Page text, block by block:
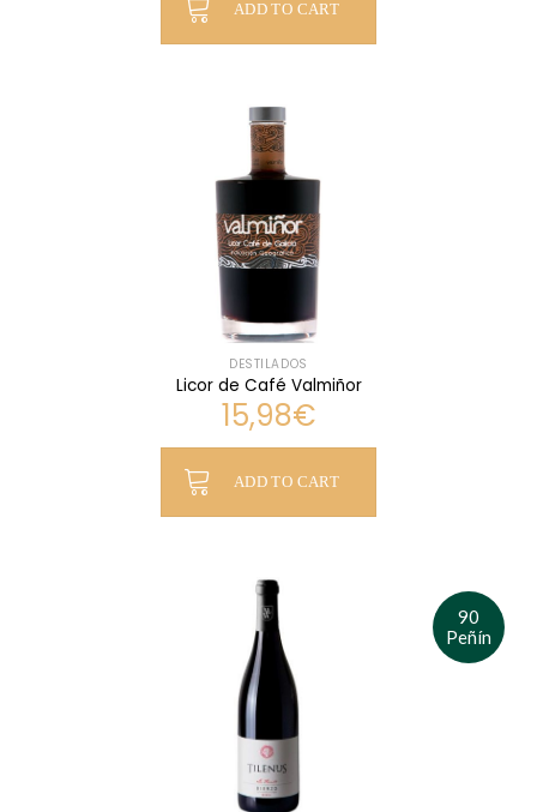
ADD TO CART
DESTILADOS
Licor de Café Valmiñor
15,98€
ADD TO CART
90
Peñín